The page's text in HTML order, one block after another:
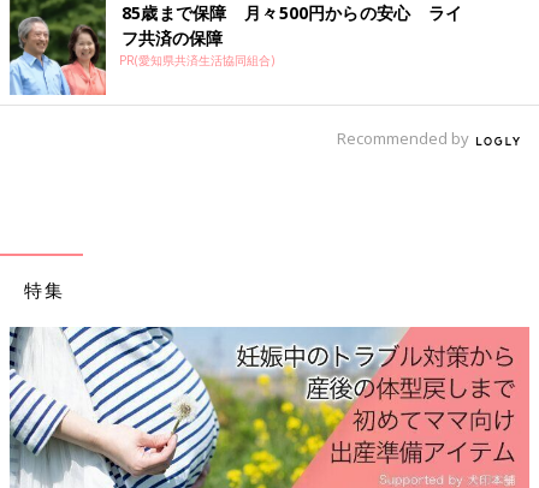
ポテトとコーンのバターあえ 作り方・
レシピ 離乳食完了期1歳 ～1歳6ヶ月ごろ
どビタミン類を含む食材を使った、体の調子を
整えるビタミンのレシピをご紹介。ポテトとコ
離乳完了期 1才～1才6カ月ごろのレシピ一覧は
こちら
85歳まで保障 月々500円からの安心 ライ
フ共済の保障
PR(愛知県共済生活協同組合)
Recommended by
特集